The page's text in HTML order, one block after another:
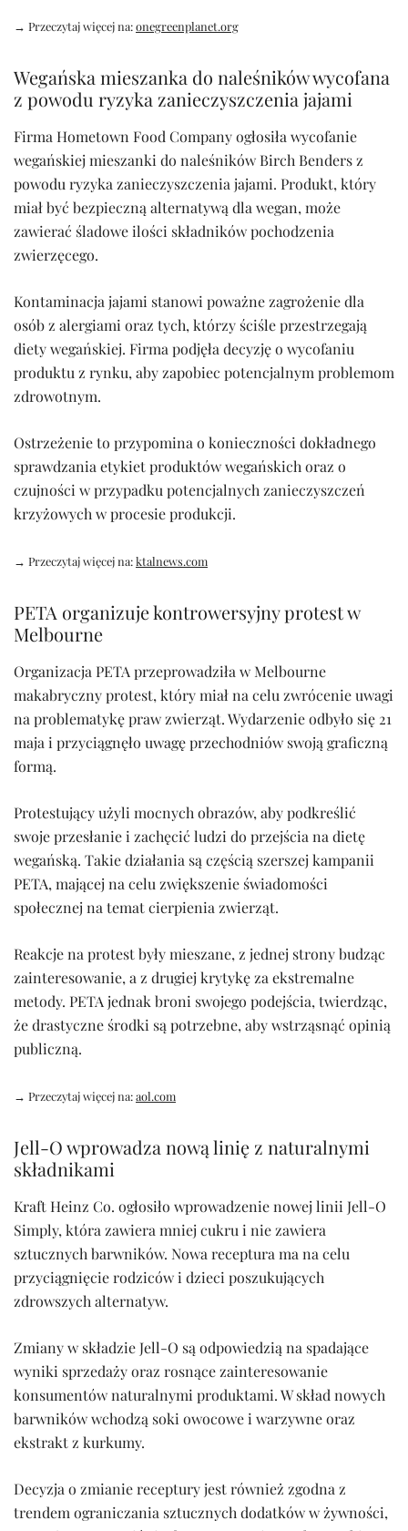
→ Przeczytaj więcej na:onegreenplanet.org
Wegańska mieszanka do naleśników wycofana
z powodu ryzyka zanieczyszczenia jajami
Firma Hometown Food Company ogłosiła wycofanie
wegańskiej mieszanki do naleśników Birch Benders z
powodu ryzyka zanieczyszczenia jajami. Produkt, który
miał być bezpieczną alternatywą dla wegan, może
zawierać śladowe ilości składników pochodzenia
zwierzęcego.
Kontaminacja jajami stanowi poważne zagrożenie dla
osób z alergiami oraz tych, którzy ściśle przestrzegają
diety wegańskiej. Firma podjęła decyzję o wycofaniu
produktu z rynku, aby zapobiec potencjalnym problemom
zdrowotnym.
Ostrzeżenie to przypomina o konieczności dokładnego
sprawdzania etykiet produktów wegańskich oraz o
czujności w przypadku potencjalnych zanieczyszczeń
krzyżowych w procesie produkcji.
→ Przeczytaj więcej na:ktalnews.com
PETA organizuje kontrowersyjny protest w
Melbourne
Organizacja PETA przeprowadziła w Melbourne
makabryczny protest, który miał na celu zwrócenie uwagi
na problematykę praw zwierząt. Wydarzenie odbyło się 21
maja i przyciągnęło uwagę przechodniów swoją graficzną
formą.
Protestujący użyli mocnych obrazów, aby podkreślić
swoje przesłanie i zachęcić ludzi do przejścia na dietę
wegańską. Takie działania są częścią szerszej kampanii
PETA, mającej na celu zwiększenie świadomości
społecznej na temat cierpienia zwierząt.
Reakcje na protest były mieszane, z jednej strony budząc
zainteresowanie, a z drugiej krytykę za ekstremalne
metody. PETA jednak broni swojego podejścia, twierdząc,
że drastyczne środki są potrzebne, aby wstrząsnąć opinią
publiczną.
→ Przeczytaj więcej na:aol.com
Jell-O wprowadza nową linię z naturalnymi
składnikami
Kraft Heinz Co. ogłosiło wprowadzenie nowej linii Jell-O
Simply, która zawiera mniej cukru i nie zawiera
sztucznych barwników. Nowa receptura ma na celu
przyciągnięcie rodziców i dzieci poszukujących
zdrowszych alternatyw.
Zmiany w składzie Jell-O są odpowiedzią na spadające
wyniki sprzedaży oraz rosnące zainteresowanie
konsumentów naturalnymi produktami. W skład nowych
barwników wchodzą soki owocowe i warzywne oraz
ekstrakt z kurkumy.
Decyzja o zmianie receptury jest również zgodna z
trendem ograniczania sztucznych dodatków w żywności,